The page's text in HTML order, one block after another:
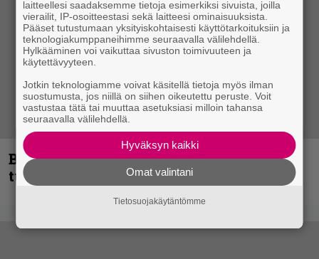
Blind Channel palaa rytinällä –
tuplasingle videoineen julki
laitteellesi saadaksemme tietoja esimerkiksi sivuista, joilla
vierailit, IP-osoitteestasi sekä laitteesi ominaisuuksista.
Pääset tutustumaan yksityiskohtaisesti käyttötarkoituksiin ja
teknologiakumppaneihimme seuraavalla välilehdellä.
Hylkääminen voi vaikuttaa sivuston toimivuuteen ja
käytettävyyteen.
Jotkin teknologiamme voivat käsitellä tietoja myös ilman
suostumusta, jos niillä on siihen oikeutettu peruste. Voit
vastustaa tätä tai muuttaa asetuksiasi milloin tahansa
seuraavalla välilehdellä.
Hyväksyn kaikki
Omat valintani
Tietosuojakäytäntömme